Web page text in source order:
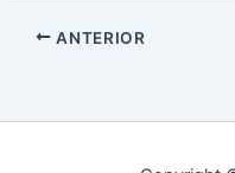
ANTERIOR